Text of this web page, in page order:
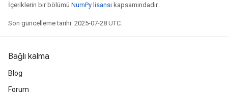
İçeriklerin bir bölümü NumPy lisansı kapsamındadır.
Son güncelleme tarihi: 2025-07-28 UTC.
Bağlı kalma
Blog
Forum